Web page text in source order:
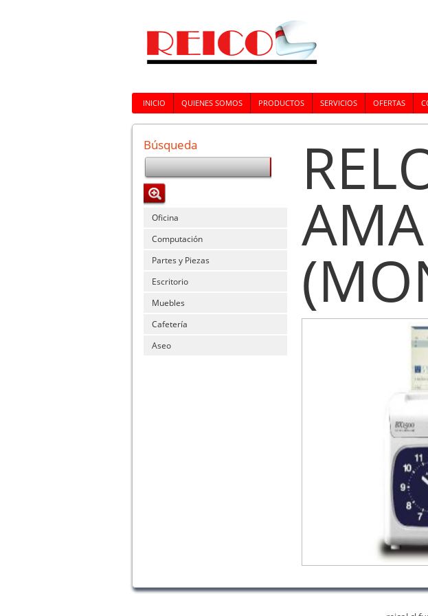
INICIO QUIENES SOMOS PRODUCTOS SERVICIOS OFERTAS
Búsqueda
Oficina
Computación
Partes y Piezas
Escritorio
Muebles
Cafetería
Aseo